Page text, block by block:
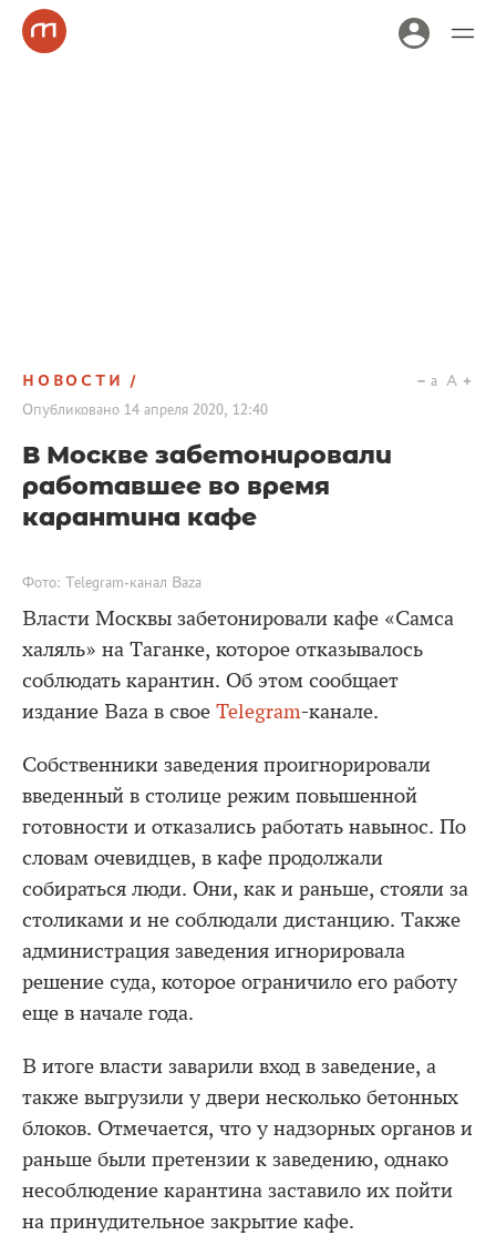
НОВОСТИ
Опубликовано 14 апреля 2020, 12:40
a A
В Москве забетонировали
работавшее во время
карантина кафе
Фото: Telegram-канал Baza
Власти Москвы забетонировали кафе «Самса
халяль» на Таганке, которое отказывалось
соблюдать карантин. Об этом сообщает
издание Baza в свое Telegram-канале.
Собственники заведения проигнорировали
введенный в столице режим повышенной
готовности и отказались работать навынос. По
словам очевидцев, в кафе продолжали
собираться люди. Они, как и раньше, стояли за
столиками и не соблюдали дистанцию. Также
администрация заведения игнорировала
решение суда, которое ограничило его работу
еще в начале года.
В итоге власти заварили вход в заведение, а
также выгрузили у двери несколько бетонных
блоков. Отмечается, что у надзорных органов и
раньше были претензии к заведению, однако
несоблюдение карантина заставило их пойти
на принудительное закрытие кафе.